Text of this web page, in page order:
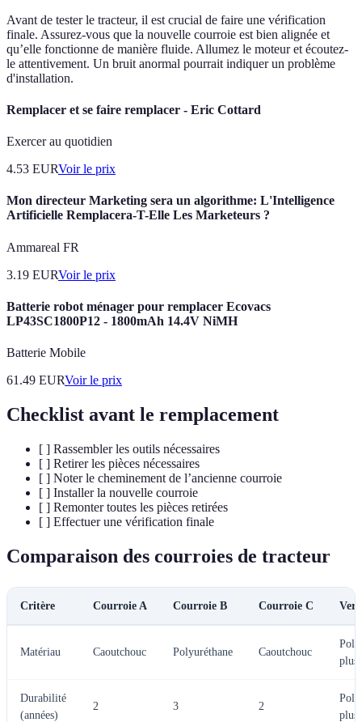
Avant de tester le tracteur, il est crucial de faire une vérification
finale. Assurez-vous que la nouvelle courroie est bien alignée et
qu’elle fonctionne de manière fluide. Allumez le moteur et écoutez-
le attentivement. Un bruit anormal pourrait indiquer un problème
d'installation.
Remplacer et se faire remplacer - Eric Cottard
Exercer au quotidien
4.53 EURVoir le prix
Mon directeur Marketing sera un algorithme: L'Intelligence
Artificielle Remplacera-T-Elle Les Marketeurs ?
Ammareal FR
3.19 EURVoir le prix
Batterie robot ménager pour remplacer Ecovacs
LP43SC1800P12 - 1800mAh 14.4V NiMH
Batterie Mobile
61.49 EURVoir le prix
Checklist avant le remplacement
[ ] Rassembler les outils nécessaires
[ ] Retirer les pièces nécessaires
[ ] Noter le cheminement de l’ancienne courroie
[ ] Installer la nouvelle courroie
[ ] Remonter toutes les pièces retirées
[ ] Effectuer une vérification finale
Comparaison des courroies de tracteur
Critère Courroie A Courroie B Courroie C
Matériau Caoutchouc Polyuréthane Caoutchouc
plus
Durabilité
(années)
2 3 2
plus